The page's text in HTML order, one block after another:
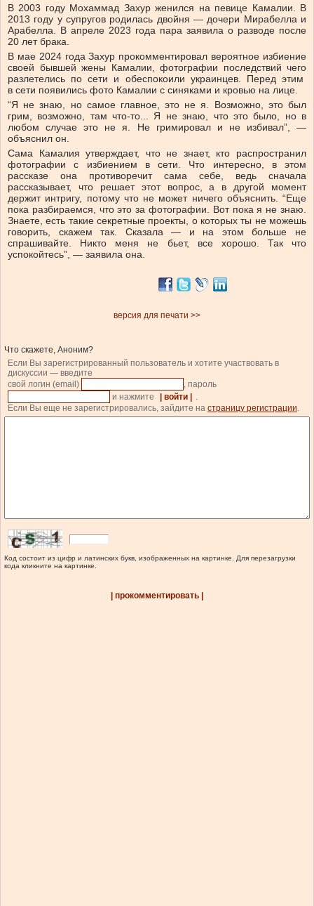
В 2003 году Мохаммад Захур женился на певице Камалии. В
2013 году у супругов родилась двойня — дочери Мирабелла и
Арабелла. В апреле 2023 года пара заявила о разводе после
20 лет брака.
В мае 2024 года Захур прокомментировал вероятное избиение
своей бывшей жены Камалии, фотографии последствий чего
разлетелись по сети и обеспокоили украинцев. Перед этим
в сети появились фото Камалии с синяками и кровью на лице.
“Я не знаю, но самое главное, это не я. Возможно, это был
грим, возможно, там что-то... Я не знаю, что это было, но в
любом случае это не я. Не гримировал и не избивал”, —
объяснил он.
Сама Камалия утверждает, что не знает, кто распространил
фотографии с избиением в сети. Что интересно, в этом
рассказе она противоречит сама себе, ведь сначала
рассказывает, что решает этот вопрос, а в другой момент
держит интригу, потому что не может ничего объяснить. “Еще
пока разбираемся, что это за фотографии. Вот пока я не знаю.
Знаете, есть такие секретные проекты, о которых ты не можешь
говорить, скажем так. Сказала — и на этом больше не
спрашивайте. Никто меня не бьет, все хорошо. Так что
успокойтесь”, — заявила она.
версия для печати >>
Что скажете, Аноним?
Если Вы зарегистрированный пользователь и хотите участвовать в
дискуссии — введите
свой логин (email)
, пароль
и нажмите
| войти |
.
Если Вы еще не зарегистрировались, зайдите на страницу регистрации.
Код состоит из цифр и латинских букв, изображенных на картинке. Для перезагрузки
кода кликните на картинке.
| прокомментировать |